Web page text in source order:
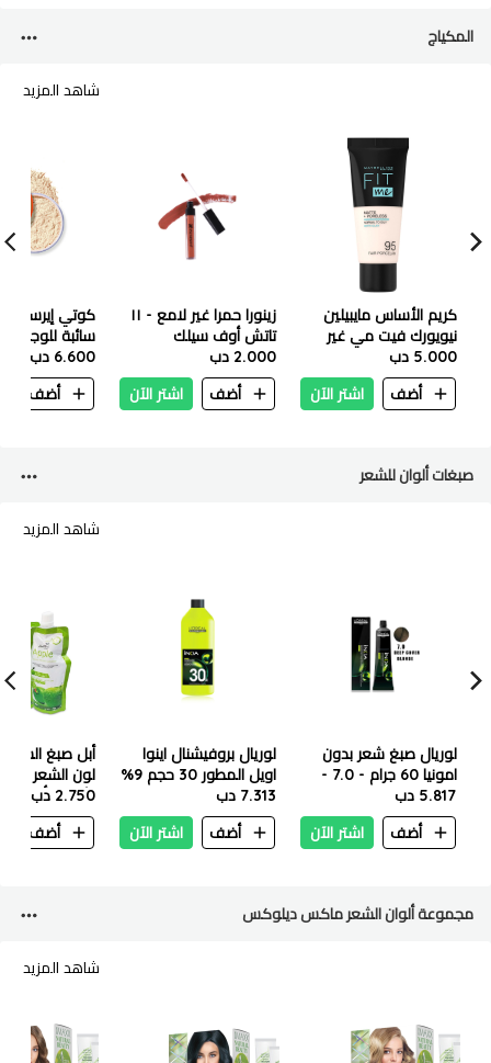
المكياج
شاهد المزيد
كريم الأساس مايبيلين
نيويورك فيت مي غير
مل 95 بورسلين فاتح
5.000 دب
أضف
اشتر الآن
زينورا حمرا غير لامع - ١١
تاتش أوف سيلك
2.000 دب
أضف
اشتر الآن
كوتي إيرسبان
سائبة للوجه
35 جرام
6.600 دب
أضف
صبغات ألوان للشعر
شاهد المزيد
لوريال صبغ شعر بدون
امونيا 60 جرام - 7.0 -
اشقر
5.817 دب
أضف
اشتر الآن
لوريال بروفيشنال اينوا
اويل المطور 30 حجم 9%
-1000 مل
7.313 دب
أضف
اشتر الآن
أبل صبغ الشعر
لون الشعر
مل - 72H
2.750 دب
أضف
مجموعة ألوان الشعر ماكس ديلوكس
شاهد المزيد